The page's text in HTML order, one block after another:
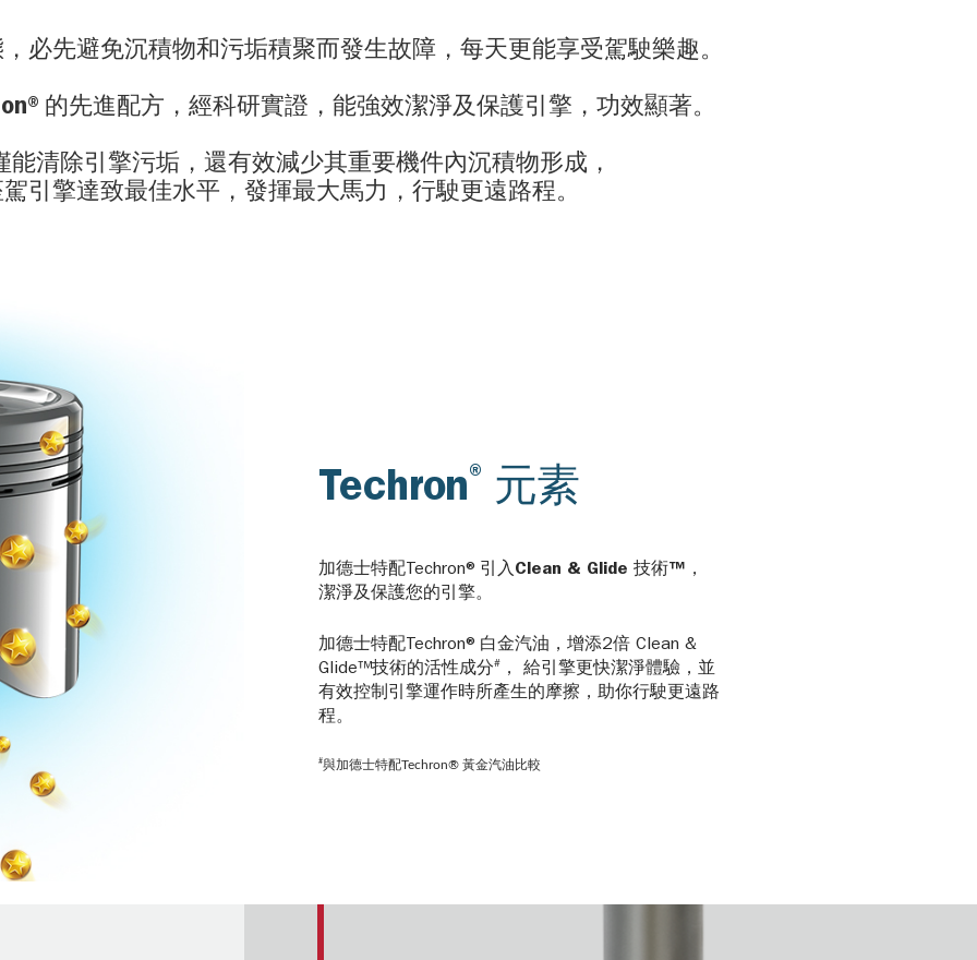
必先避免沉積物和污垢積聚而發生故障，每天更能享受駕駛樂趣。
的先進配方，經科研實證，能強效潔淨及保護引擎，功效顯著。
能清除引擎污垢，還有效減少其重要機件內沉積物形成，
引擎達致最佳水平，發揮最大馬力，行駛更遠路程。
Techron® 元素
加德士特配Techron®引入Clean & Glide 技術™ ，
潔淨及保護您的引擎。
加德士特配Techron®白金汽油，增添2倍 Clean &
Glide™技術的活性成分#
， 給引擎更快潔淨體驗，並
有效控制引擎運作時所產生的摩擦，助你行駛更遠路
程。
#與加德士特配Techron® 黃金汽油比較